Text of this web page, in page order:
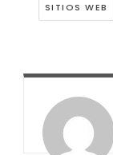
SITIOS WEB